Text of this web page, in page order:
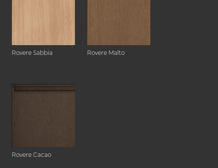
Rovere Sabbia Rovere Malto
Rovere Cacao